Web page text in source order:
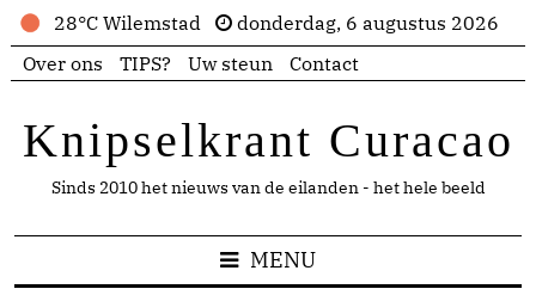
28°C Wilemstad
donderdag, 6 augustus 2026
Over ons
TIPS? Uw steun Contact
Knipselkrant Curacao
Sinds 2010 het nieuws van de eilanden - het hele beeld
MENU